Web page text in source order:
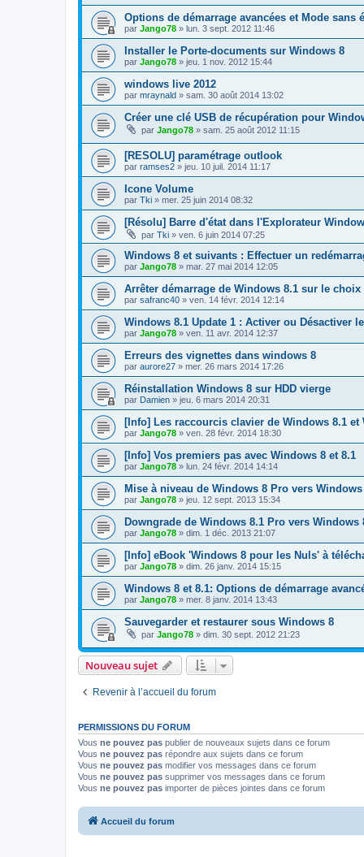
Options de démarrage avancées et Mode sans
par Jango78 » lun. 3 sept. 2012 11:46
Installer le Porte-documents sur Windows 8
par Jango78 » jeu. 1 nov. 2012 15:44
windows live 2012
par mraynald » sam. 30 août 2014 13:02
Créer une clé USB de récupération pour
par Jango78 » sam. 25 août 2012 11:15
[RESOLU] paramétrage outlook
par ramses2 » jeu. 10 juil. 2014 11:17
Icone Volume
par Tki » mer. 25 juin 2014 08:32
[Résolu] Barre d'état dans l'Explorateur
par Tki » ven. 6 juin 2014 07:25
Windows 8 et suivants : Effectuer un
par Jango78 » mar. 27 mai 2014 12:05
Arrêter démarrage de Windows 8.1 sur le
par safranc40 » ven. 14 févr. 2014 12:14
Windows 8.1 Update 1 : Activer ou Désactiver
par Jango78 » ven. 11 avr. 2014 12:37
Erreurs des vignettes dans windows 8
par aurore27 » mer. 26 mars 2014 17:26
Réinstallation Windows 8 sur HDD vierge
par Damien » jeu. 6 mars 2014 20:31
[Info] Les raccourcis clavier de Windows 8.1 et
par Jango78 » ven. 28 févr. 2014 18:30
[Info] Vos premiers pas avec Windows 8 et 8.1
par Jango78 » lun. 24 févr. 2014 14:14
Mise à niveau de Windows 8 Pro vers
par Jango78 » jeu. 12 sept. 2013 15:34
Downgrade de Windows 8.1 Pro vers
par Jango78 » dim. 1 déc. 2013 21:07
[Info] eBook 'Windows 8 pour les Nuls' à
par Jango78 » dim. 26 janv. 2014 15:15
Windows 8 et 8.1: Options de démarrage
par Jango78 » mer. 8 janv. 2014 13:43
Sauvegarder et restaurer sous Windows 8
par Jango78 » dim. 30 sept. 2012 21:23
Nouveau sujet
Revenir à l’accueil du forum
PERMISSIONS DU FORUM
Vous ne pouvez pas publier de nouveaux sujets dans ce forum
Vous ne pouvez pas répondre aux sujets dans ce forum
Vous ne pouvez pas modifier vos messages dans ce forum
Vous ne pouvez pas supprimer vos messages dans ce forum
Vous ne pouvez pas importer de pièces jointes dans ce forum
Accueil du forum